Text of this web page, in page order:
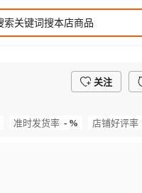
关注
准时发货率 - % 店铺好评率